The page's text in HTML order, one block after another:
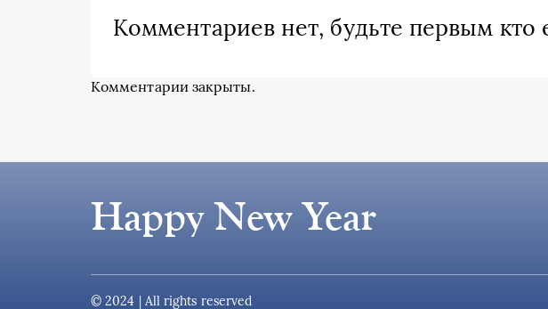
Комментариев нет, будьте первым кто
Комментарии закрыты.
Happy New Year
© 2024 | All rights reserved